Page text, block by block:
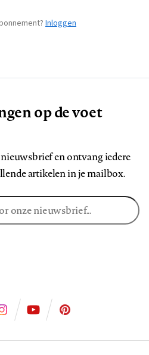
Inloggen
op de voet
en ontvang iedere
artikelen in je mailbox.
ons
ons